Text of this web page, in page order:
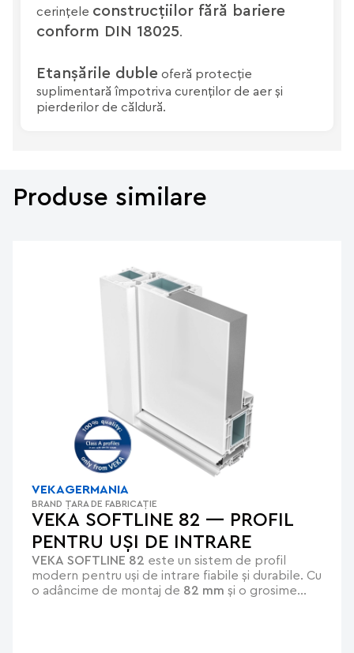
cerințele construcțiilor fără bariere
conform DIN 18025.
Etanșările duble oferă protecție
suplimentară împotriva curenților de aer și
pierderilor de căldură.
Produse similare
VEKA SOFTLINE 82 — PROFIL
PENTRU UȘI DE INTRARE
VEKA SOFTLINE 82
modern pentru uși de intrare fiabile și durabile. Cu
o adâncime de montaj de 82 mm
VEKA
BRAND
GERMANIA
ȚARA DE FABRICAȚIE